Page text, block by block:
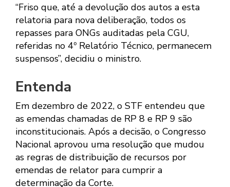
“Friso que, até a devolução dos autos a esta
relatoria para nova deliberação, todos os
repasses para ONGs auditadas pela CGU,
referidas no 4º Relatório Técnico, permanecem
suspensos”, decidiu o ministro.
Entenda
Em dezembro de 2022, o STF entendeu que
as emendas chamadas de RP 8 e RP 9 são
inconstitucionais. Após a decisão, o Congresso
Nacional aprovou uma resolução que mudou
as regras de distribuição de recursos por
emendas de relator para cumprir a
determinação da Corte.